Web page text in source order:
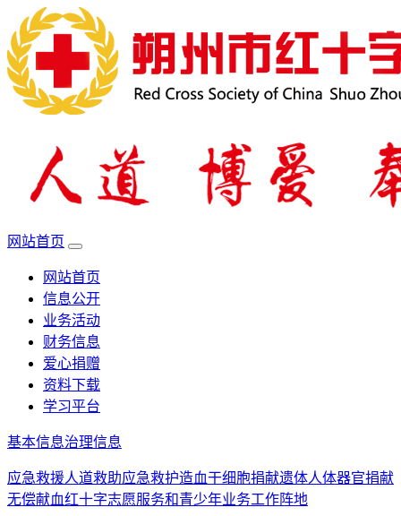
网站首页
网站首页
信息公开
业务活动
财务信息
爱心捐赠
资料下载
学习平台
基本信息治理信息
应急救援人道救助应急救护造血干细胞捐献遗体人体器官捐献
无偿献血红十字志愿服务和青少年业务工作阵地